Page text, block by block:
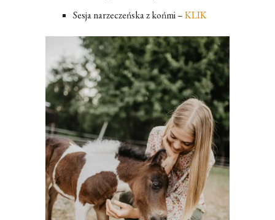
Sesja narzeczeńska z końmi –KLIK